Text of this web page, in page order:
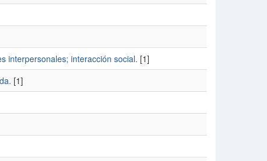
interpersonales; interacción social. [1]
[1]